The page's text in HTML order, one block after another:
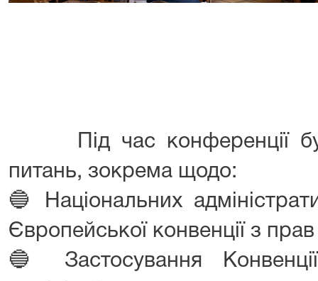
Під час конференції
питань, зокрема щодо:
🔵 Національних
Європейської конвенції з
🔵 Застосування